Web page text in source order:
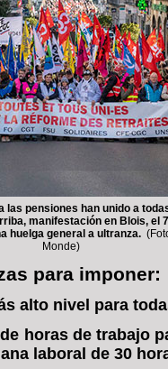
las pensiones han unido a
manifestación en Blois, el
huelga general a ultranza.
Monde)
para imponer:
alto nivel para
horas de trabajo
laboral de 30